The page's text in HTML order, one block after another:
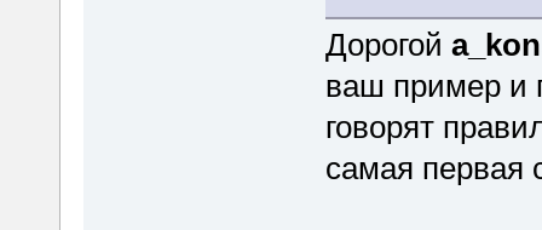
Дорогой
ваш пример и
говорят
самая первая